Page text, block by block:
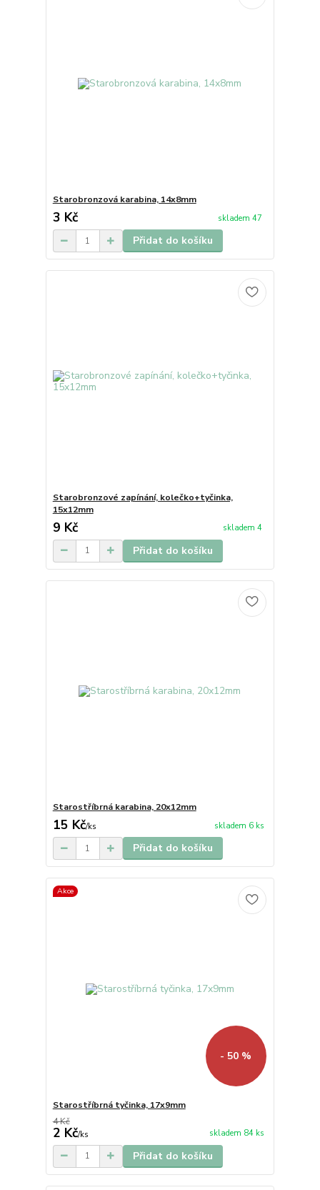
Starobronzová karabina, 14x8mm
3 Kč skladem 47
Přidat do košíku
Starobronzové zapínání, kolečko+tyčinka,
15x12mm
9 Kč skladem 4
Přidat do košíku
Starostříbrná karabina, 20x12mm
15 Kč/ks skladem 6 ks
Přidat do košíku
Akce
- 50 %
Starostříbrná tyčinka, 17x9mm
4 Kč
2 Kč/ks skladem 84 ks
Přidat do košíku